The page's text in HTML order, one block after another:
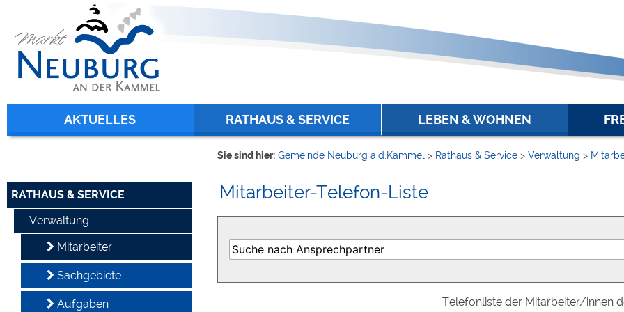
zur Navigation oder zur Startseitespringen.
AKTUELLES RATHAUS & SERVICE LEBEN & WOHNEN
RATHAUS & SERVICE
Verwaltung
Mitarbeiter
Sachgebiete
Aufgaben
Sie sind hier: Gemeinde Neuburg a.d.Kammel > Rathaus & Service > Verwaltung >
Mitarbeiter-Telefon-Liste
Telefonliste der Mitarbeiter/innen